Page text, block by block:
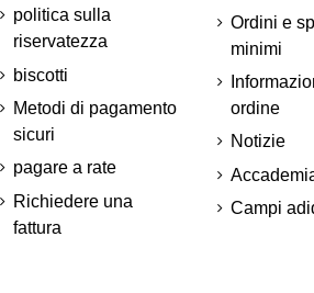
politica sulla
riservatezza
biscotti
Metodi di pagamento
sicuri
pagare a rate
Richiedere una
fattura
Ordini e
minimi
ordine
Notizie
Campi